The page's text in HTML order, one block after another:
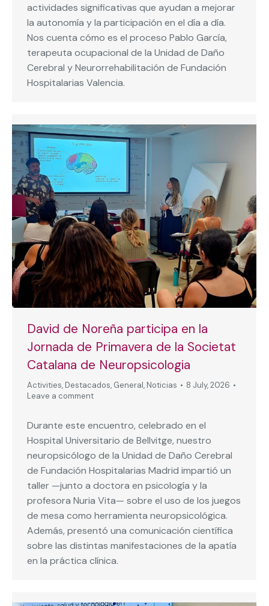
actividades significativas que ayudan a mejorar
la autonomía y la participación en el día a día.
Nos cuenta cómo es el proceso Pablo García,
terapeuta ocupacional de la Unidad de Daño
Cerebral y Neurorrehabilitación de Fundación
Hospitalarias Valencia.
David de Noreña participa en la
Jornada de Primavera de la Societat
Catalana de Neuropsicologia
Activities, Destacados, General, Noticias
8 July, 2026
Leave a comment
Durante este encuentro, celebrado en el
Hospital Universitario de Bellvitge, nuestro
neuropsicólogo de la Unidad de Daño Cerebral
de Fundación Hospitalarias Madrid impartió un
taller —junto a doctora en psicología y la
profesora Nuria Vita— sobre el uso de los juegos
de mesa como herramienta neuropsicológica.
Además, presentó una comunicación científica
sobre las distintas manifestaciones de la apatía
en la práctica clínica.